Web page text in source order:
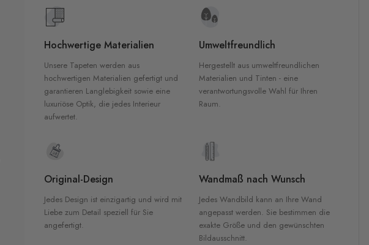
Hochwertige Materialien
Unsere Tapeten werden aus
hochwertigen Materialien gefertigt und
garantieren Langlebigkeit sowie eine
luxuriöse Optik, die jedes Interieur
aufwertet.
Umweltfreundlich
Hergestellt aus umweltfreundlichen
Materialien und Tinten - eine
verantwortungsvolle Wahl für Ihren
Raum.
Original-Design
Jedes Design ist einzigartig und wird mit
Liebe zum Detail speziell für Sie
angefertigt.
Wandmaß nach Wunsch
Jedes Wandbild kann an Ihre Wand
angepasst werden. Sie bestimmen die
exakte Größe und den gewünschten
Bildausschnitt.